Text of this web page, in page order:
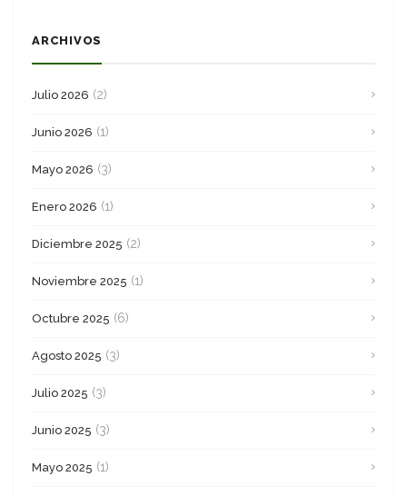
ARCHIVOS
Julio 2026 (2)
Junio 2026 (1)
Mayo 2026 (3)
Enero 2026 (1)
Diciembre 2025 (2)
Noviembre 2025 (1)
Octubre 2025 (6)
Agosto 2025 (3)
Julio 2025 (3)
Junio 2025 (3)
Mayo 2025 (1)